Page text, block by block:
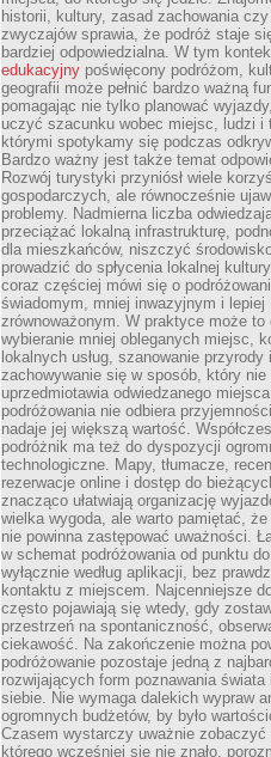
historii, kultury, zasad zachowania
zwyczajów sprawia, że podróż staje
bardziej odpowiedzialna. W tym
edukacyjny poświęcony podróżom,
geografii może pełnić bardzo ważną
pomagając nie tylko planować
uczyć szacunku wobec miejsc, ludzi i
którymi spotykamy się podczas
Bardzo ważny jest także temat
Rozwój turystyki przyniósł wiele
gospodarczych, ale równocześnie
problemy. Nadmierna liczba
przeciążać lokalną infrastrukturę,
dla mieszkańców, niszczyć
prowadzić do spłycenia lokalnej
coraz częściej mówi się o
świadomym, mniej inwazyjnym i lepiej
zrównoważonym. W praktyce może to
wybieranie mniej obleganych miejsc,
lokalnych usług, szanowanie przyrody i
zachowywanie się w sposób, który nie
uprzedmiotawia odwiedzanego
podróżowania nie odbiera
nadaje jej większą wartość.
podróżnik ma też do dyspozycji
technologiczne. Mapy, tłumacze,
rezerwacje online i dostęp do
znacząco ułatwiają organizację
wielka wygoda, ale warto pamiętać,
nie powinna zastępować uważności.
w schemat podróżowania od punktu
wyłącznie według aplikacji, bez
kontaktu z miejscem. Najcenniejsze
często pojawiają się wtedy, gdy
przestrzeń na spontaniczność,
ciekawość. Na zakończenie można
podróżowanie pozostaje jedną z
rozwijających form poznawania świata
siebie. Nie wymaga dalekich wypraw
ogromnych budżetów, by było
Czasem wystarczy uważnie zobaczyć
którego wcześniej się nie znało,